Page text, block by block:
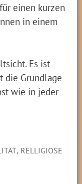
einen kurzen
in einem
Es ist
die Grundlage
wie in jeder
, RELLIGIÖSE